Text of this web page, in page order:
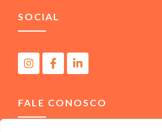
SOCIAL
FALE CONOSCO